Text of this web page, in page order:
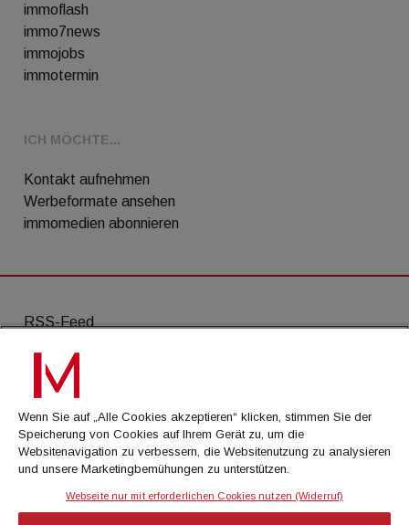
immoflash
immo7news
immojobs
immotermin
ICH MÖCHTE...
Kontakt aufnehmen
Werbeformate ansehen
immomedien abonnieren
RSS-Feed
AGB
Datenschutz
Kontakt
Impressum
Wenn Sie auf „Alle Cookies akzeptieren“ klicken, stimmen Sie der
Speicherung von Cookies auf Ihrem Gerät zu, um die
Websitenavigation zu verbessern, die Websitenutzung zu analysieren
und unsere Marketingbemühungen zu unterstützen.
Webseite nur mit erforderlichen Cookies nutzen (Widerruf)